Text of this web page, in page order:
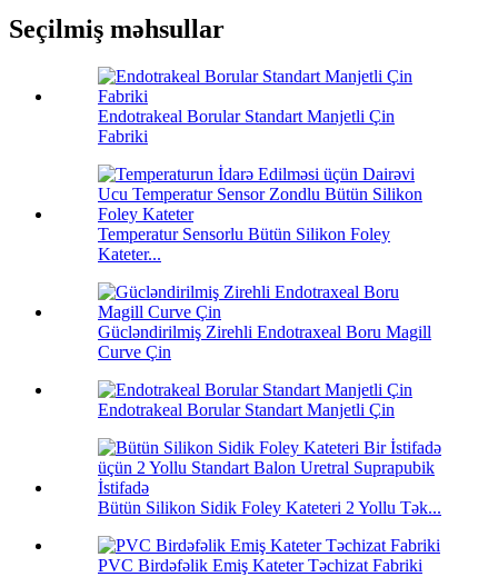
Seçilmiş məhsullar
Endotrakeal Borular Standart Manjetli Çin
Fabriki
Temperatur Sensorlu Bütün Silikon Foley
Kateter...
Gücləndirilmiş Zirehli Endotraxeal Boru Magill
Curve Çin
Endotrakeal Borular Standart Manjetli Çin
Bütün Silikon Sidik Foley Kateteri 2 Yollu Tək...
PVC Birdəfəlik Emiş Kateter Təchizat Fabriki